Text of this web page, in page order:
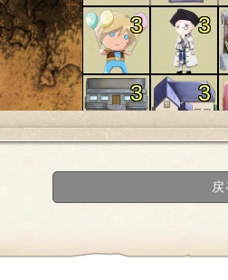
3
3
3 3
戻